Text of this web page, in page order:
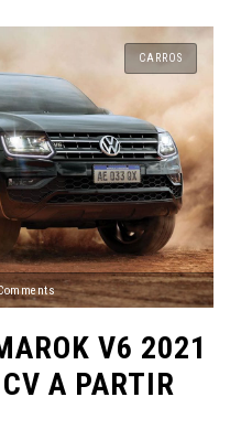
CARROS
V6 2021
A PARTIR